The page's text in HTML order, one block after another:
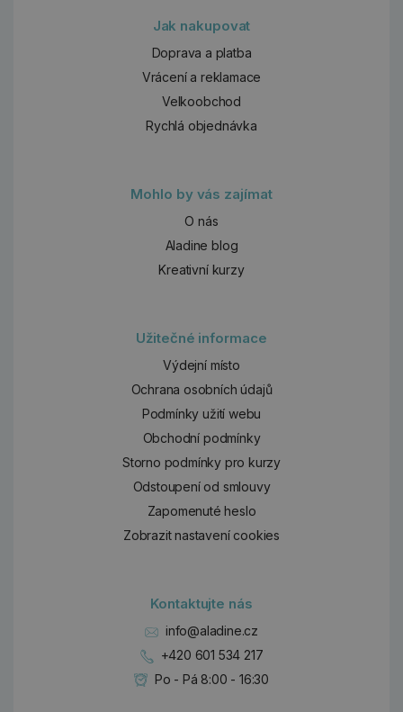
Jak nakupovat
Doprava a platba
Vrácení a reklamace
Velkoobchod
Rychlá objednávka
Mohlo by vás zajímat
O nás
Aladine blog
Kreativní kurzy
Užitečné informace
Výdejní místo
Ochrana osobních údajů
Podmínky užití webu
Obchodní podmínky
Storno podmínky pro kurzy
Odstoupení od smlouvy
Zapomenuté heslo
Zobrazit nastavení cookies
Kontaktujte nás
info@aladine.cz
+420 601 534 217
Po - Pá 8:00 - 16:30